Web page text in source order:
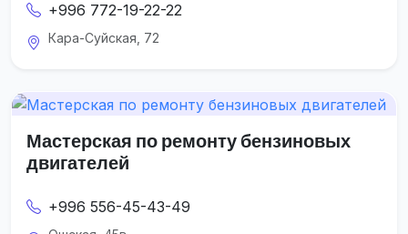
+996 772-19-22-22
Кара-Суйская, 72
Мастерская по ремонту бензиновых
двигателей
+996 556-45-43-49